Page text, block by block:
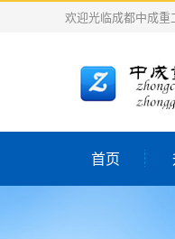
欢迎光临成都中成重
首页